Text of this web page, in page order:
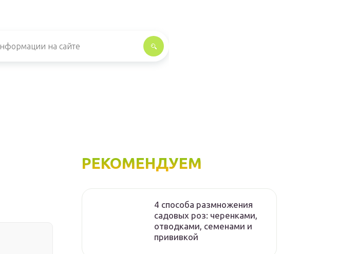
РЕКОМЕНДУЕМ
4 способа размножения
садовых роз: черенками,
отводками, семенами и
прививкой